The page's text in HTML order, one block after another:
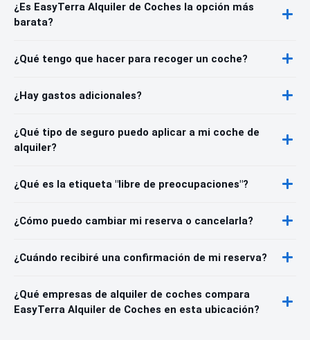
¿Es EasyTerra Alquiler de Coches la opción más
barata?
¿Qué tengo que hacer para recoger un coche?
¿Hay gastos adicionales?
¿Qué tipo de seguro puedo aplicar a mi coche de
alquiler?
¿Qué es la etiqueta "libre de preocupaciones"?
¿Cómo puedo cambiar mi reserva o cancelarla?
¿Cuándo recibiré una confirmación de mi reserva?
¿Qué empresas de alquiler de coches compara
EasyTerra Alquiler de Coches en esta ubicación?